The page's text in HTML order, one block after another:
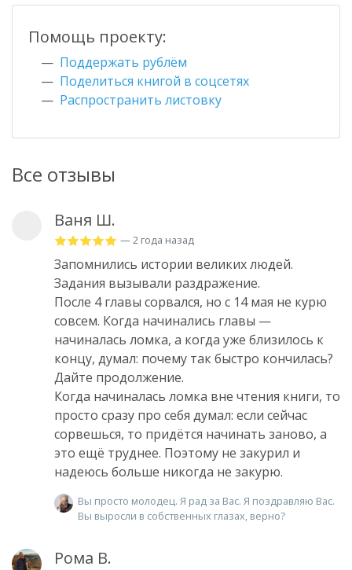
Все отзывы
Ваня Ш.
— 2 года назад
Запомнились истории великих людей.
Задания вызывали раздражение.
После 4 главы сорвался, но с 14 мая не курю
совсем. Когда начинались главы —
начиналась ломка, а когда уже близилось к
концу, думал: почему так быстро кончилась?
Дайте продолжение.
Когда начиналась ломка вне чтения книги, то
просто сразу про себя думал: если сейчас
сорвешься, то придётся начинать заново, а
это ещё труднее. Поэтому не закурил и
надеюсь больше никогда не закурю.
Вы просто молодец. Я рад за Вас. Я поздравляю Вас.
Вы выросли в собственных глазах, верно?
Рома В.
Помощь проекту:
Поддержать рублём
Поделиться книгой в соцсетях
Распространить листовку